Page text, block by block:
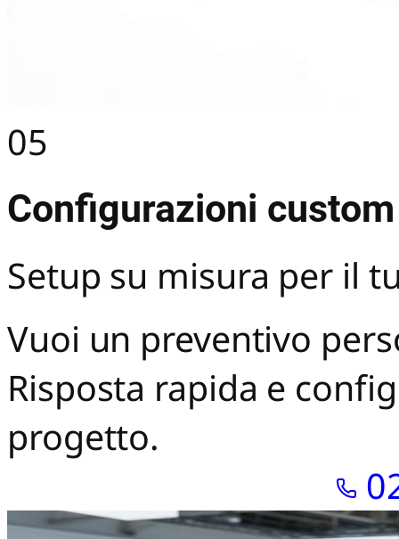
05
Configurazioni custom
Setup su misura per il
Vuoi un preventivo
Risposta rapida e
progetto.